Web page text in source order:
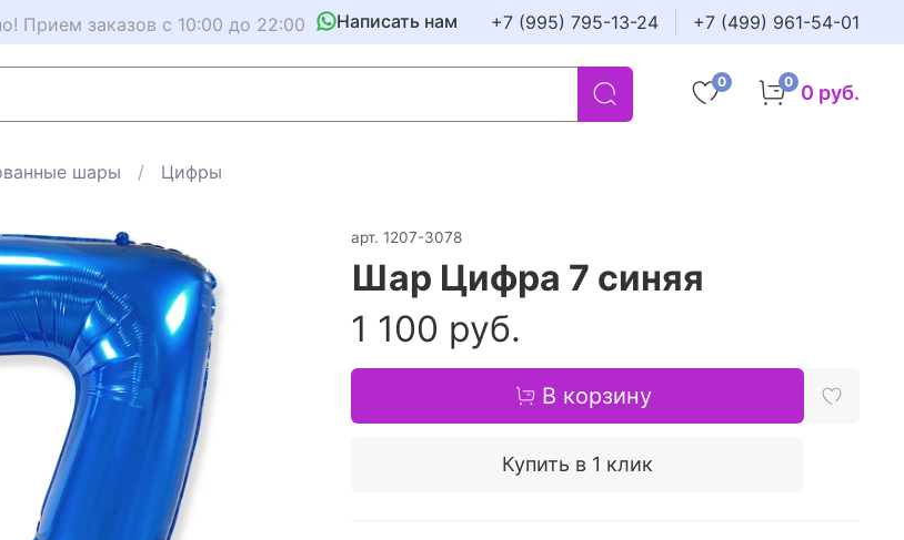
Прием заказов с 10:00 до 22:00 Написать нам +7 (995) 795-13-24 +7 (499) 961-54-01
0 0 0 руб.
шары Цифры
арт. 1207-3078
Шар Цифра 7 синяя
1 100 руб.
В корзину
Купить в 1 клик